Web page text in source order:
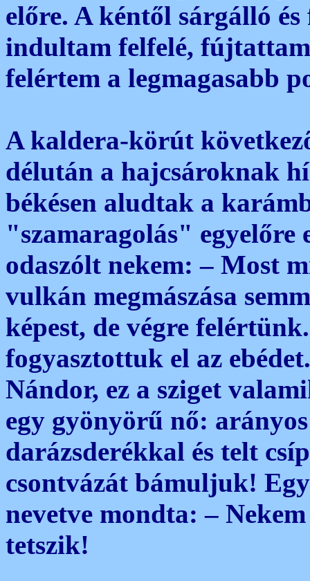
előre. A kéntől sárgálló
indultam felfelé,
felértem a legmagasabb
A kaldera-körút
délután a hajcsároknak
békésen aludtak a
"szamaragolás" egyelőre
odaszólt nekem: – Most
vulkán megmászása
képest, de végre
fogyasztottuk el az
Nándor, ez a sziget
egy gyönyörű nő:
darázsderékkal és telt
csontvázát bámuljuk!
nevetve mondta: –
tetszik!